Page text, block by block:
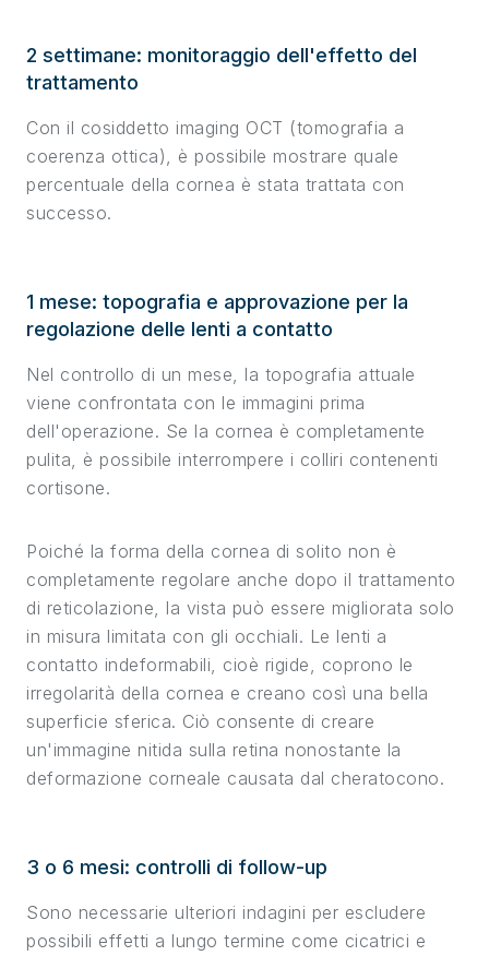
2 settimane: monitoraggio dell'effetto del
trattamento
Con il cosiddetto imaging OCT (tomografia a
coerenza ottica), è possibile mostrare quale
percentuale della cornea è stata trattata con
successo.
1 mese: topografia e approvazione per la
regolazione delle lenti a contatto
Nel controllo di un mese, la topografia attuale
viene confrontata con le immagini prima
dell'operazione. Se la cornea è completamente
pulita, è possibile interrompere i colliri contenenti
cortisone.
Poiché la forma della cornea di solito non è
completamente regolare anche dopo il trattamento
di reticolazione, la vista può essere migliorata solo
in misura limitata con gli occhiali. Le lenti a
contatto indeformabili, cioè rigide, coprono le
irregolarità della cornea e creano così una bella
superficie sferica. Ciò consente di creare
un'immagine nitida sulla retina nonostante la
deformazione corneale causata dal cheratocono.
3 o 6 mesi: controlli di follow-up
Sono necessarie ulteriori indagini per escludere
possibili effetti a lungo termine come cicatrici e